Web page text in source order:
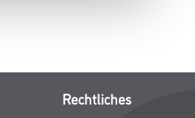
Rechtliches